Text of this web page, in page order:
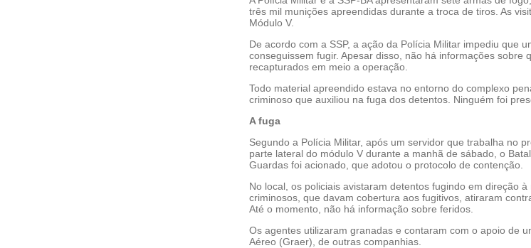
três mil munições apreendidas durante a troca de tiros. As
Módulo V.
De acordo com a SSP, a ação da Polícia Militar impediu que
conseguissem fugir. Apesar disso, não há informações sobre
recapturados em meio a operação.
Todo material apreendido estava no entorno do complexo
criminoso que auxiliou na fuga dos detentos. Ninguém foi
A fuga
Segundo a Polícia Militar, após um servidor que trabalha no
parte lateral do módulo V durante a manhã de sábado, o
Guardas foi acionado, que adotou o protocolo de contenção.
No local, os policiais avistaram detentos fugindo em direção
criminosos, que davam cobertura aos fugitivos, atiraram
Até o momento, não há informação sobre feridos.
Os agentes utilizaram granadas e contaram com o apoio de
Aéreo (Graer), de outras companhias.